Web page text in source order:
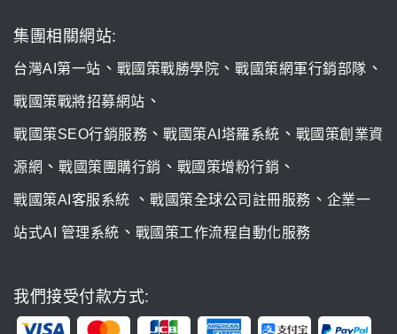
集團相關網站:
台灣AI第一站 、 戰國策戰勝學院 、 戰國策網軍行銷部隊 、
戰國策戰將招募網站 、
戰國策SEO行銷服務 、 戰國策AI塔羅系統 、 戰國策創業資
源網 、 戰國策團購行銷 、 戰國策增粉行銷 、
戰國策AI客服系統 、 戰國策全球公司註冊服務 、 企業一
站式AI 管理系統 、 戰國策工作流程自動化服務
我們接受付款方式: